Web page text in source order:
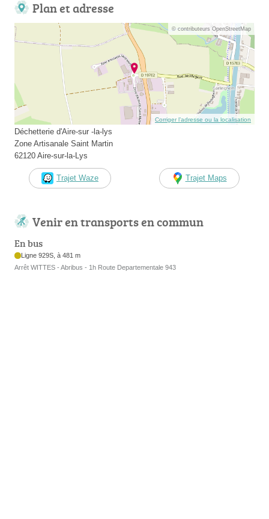
Plan et adresse
© contributeurs OpenStreetMap
Corriger l’adresse ou la localisation
Déchetterie d'Aire-sur -la-lys
Zone Artisanale Saint Martin
62120 Aire-sur-la-Lys
Trajet Waze Trajet Maps
Venir en transports en commun
En bus
Ligne 929S, à 481 m
Arrêt WITTES - Abribus - 1h Route Departementale 943